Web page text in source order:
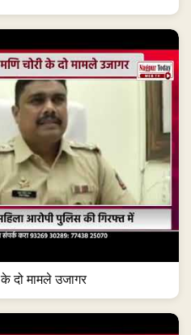
दो मामले उजागर